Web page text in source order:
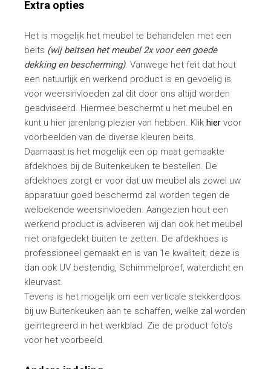
Extra opties
Het is mogelijk het meubel te behandelen met een
beits (wij beitsen het meubel 2x voor een goede
dekking en bescherming). Vanwege het feit dat hout
een natuurlijk en werkend product is en gevoelig is
voor weersinvloeden zal dit door ons altijd worden
geadviseerd. Hiermee beschermt u het meubel en
kunt u hier jarenlang plezier van hebben. Klikhier voor
voorbeelden van de diverse kleuren beits.
Daarnaast is het mogelijk een op maat gemaakte
afdekhoes bij de Buitenkeuken te bestellen. De
afdekhoes zorgt er voor dat uw meubel als zowel uw
apparatuur goed beschermd zal worden tegen de
welbekende weersinvloeden. Aangezien hout een
werkend product is adviseren wij dan ook het meubel
niet onafgedekt buiten te zetten. De afdekhoes is
professioneel gemaakt en is van 1e kwaliteit, deze is
dan ook UV bestendig, Schimmelproef, waterdicht en
kleurvast.
Tevens is het mogelijk om een verticale stekkerdoos
bij uw Buitenkeuken aan te schaffen, welke zal worden
geïntegreerd in het werkblad. Zie de product foto’s
voor het voorbeeld.